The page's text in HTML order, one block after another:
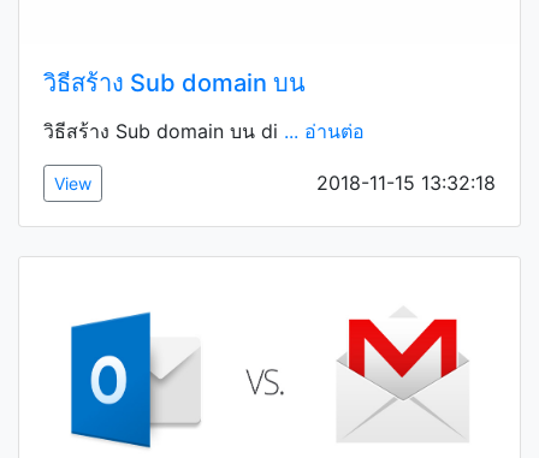
วิธีสร้าง Sub domain บน
วิธีสร้าง Sub domain บน di ... อ่านต่อ
View 2018-11-15 13:32:18